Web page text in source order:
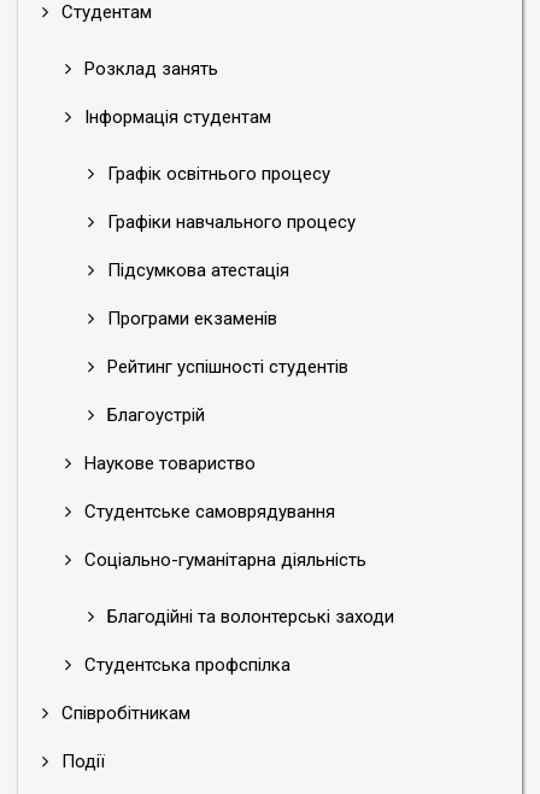
Студентам
Розклад занять
Інформація студентам
Графік освітнього процесу
Графіки навчального процесу
Підсумкова атестація
Програми екзаменів
Рейтинг успішності студентів
Благоустрій
Наукове товариство
Студентське самоврядування
Соціально-гуманітарна діяльність
Благодійні та волонтерські заходи
Студентська профспілка
Співробітникам
Події